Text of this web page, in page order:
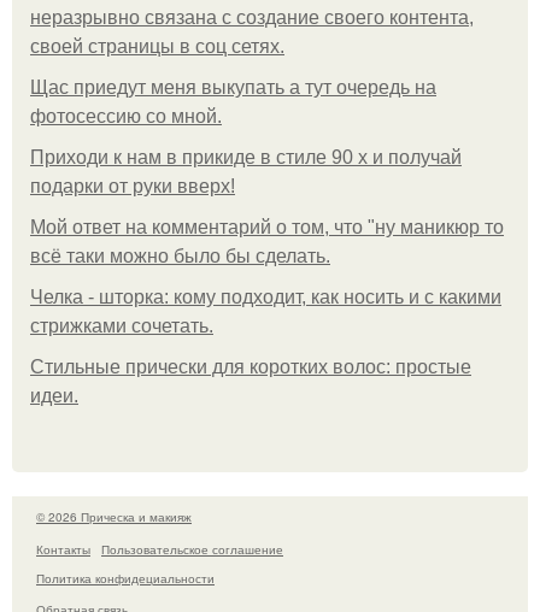
неразрывно связана с создание своего контента,
своей страницы в соц сетях.
Щас приедут меня выкупать а тут очередь на
фотосессию со мной.
Приходи к нам в прикиде в стиле 90 х и получай
подарки от руки вверх!
Мой ответ на комментарий о том, что "ну маникюр то
всё таки можно было бы сделать.
Челка - шторка: кому подходит, как носить и с какими
стрижками сочетать.
Стильные прически для коротких волос: простые
идеи.
© 2026 Прическа и макияж
Контакты
Пользовательское соглашение
Политика конфидециальности